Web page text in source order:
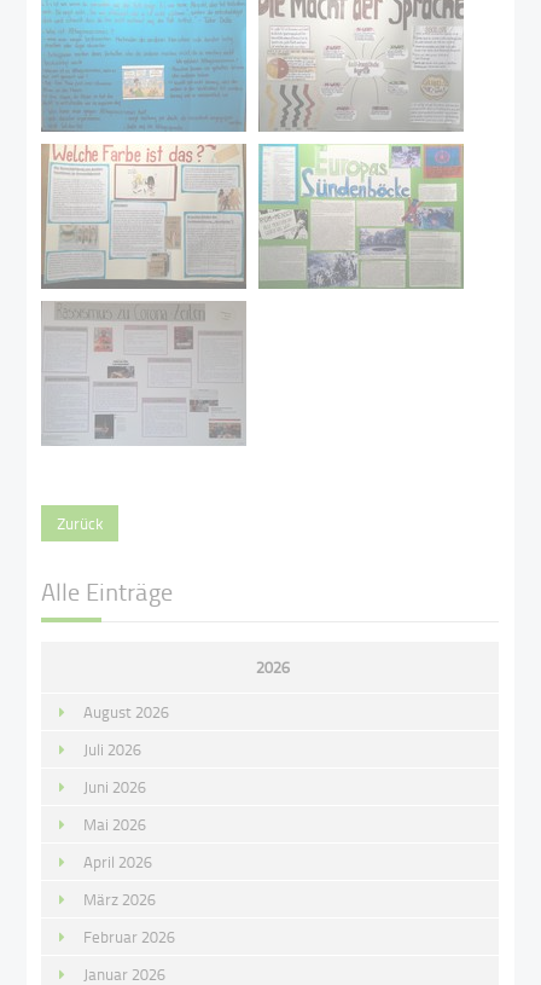
Zurück
Alle Einträge
2026
August 2026
Juli 2026
Juni 2026
Mai 2026
April 2026
März 2026
Februar 2026
Januar 2026